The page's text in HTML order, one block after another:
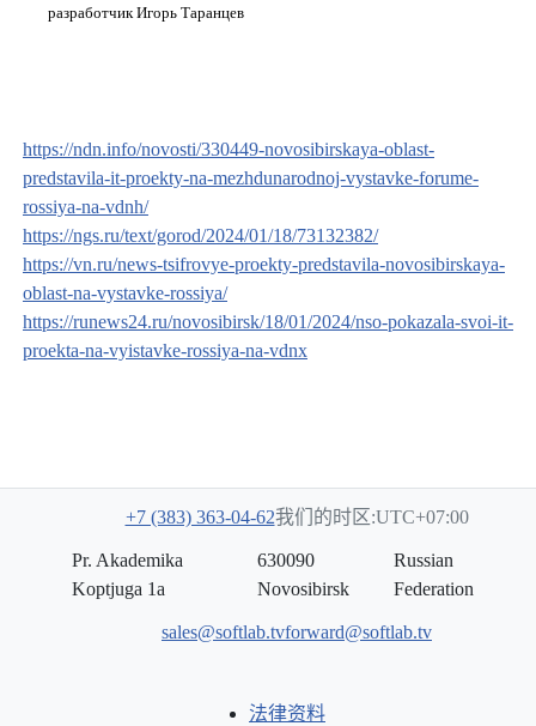
разработчик Игорь Таранцев
https://ndn.info/novosti/330449-novosibirskaya-oblast-
predstavila-it-proekty-na-mezhdunarodnoj-vystavke-forume-
rossiya-na-vdnh/
https://ngs.ru/text/gorod/2024/01/18/73132382/
https://vn.ru/news-tsifrovye-proekty-predstavila-novosibirskaya-
oblast-na-vystavke-rossiya/
https://runews24.ru/novosibirsk/18/01/2024/nso-pokazala-svoi-it-
proekta-na-vyistavke-rossiya-na-vdnx
法律资料
+7 (383) 363-04-62我们的时区:UTC+07:00
Pr. Akademika
Koptjuga 1a
630090
Novosibirsk
Russian
Federation
sales@softlab.tvforward@softlab.tv